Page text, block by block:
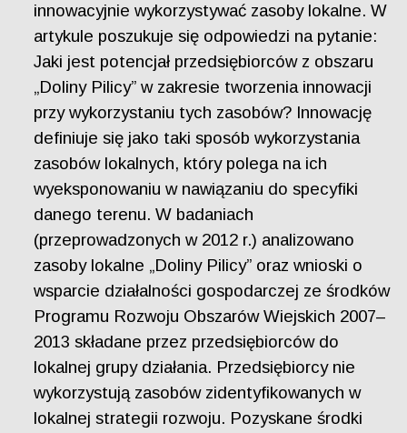
innowacyjnie wykorzystywać zasoby lokalne. W
artykule poszukuje się odpowiedzi na pytanie:
Jaki jest potencjał przedsiębiorców z obszaru
„Doliny Pilicy” w zakresie tworzenia innowacji
przy wykorzystaniu tych zasobów? Innowację
definiuje się jako taki sposób wykorzystania
zasobów lokalnych, który polega na ich
wyeksponowaniu w nawiązaniu do specyfiki
danego terenu. W badaniach
(przeprowadzonych w 2012 r.) analizowano
zasoby lokalne „Doliny Pilicy” oraz wnioski o
wsparcie działalności gospodarczej ze środków
Programu Rozwoju Obszarów Wiejskich 2007–
2013 składane przez przedsiębiorców do
lokalnej grupy działania. Przedsiębiorcy nie
wykorzystują zasobów zidentyfikowanych w
lokalnej strategii rozwoju. Pozyskane środki